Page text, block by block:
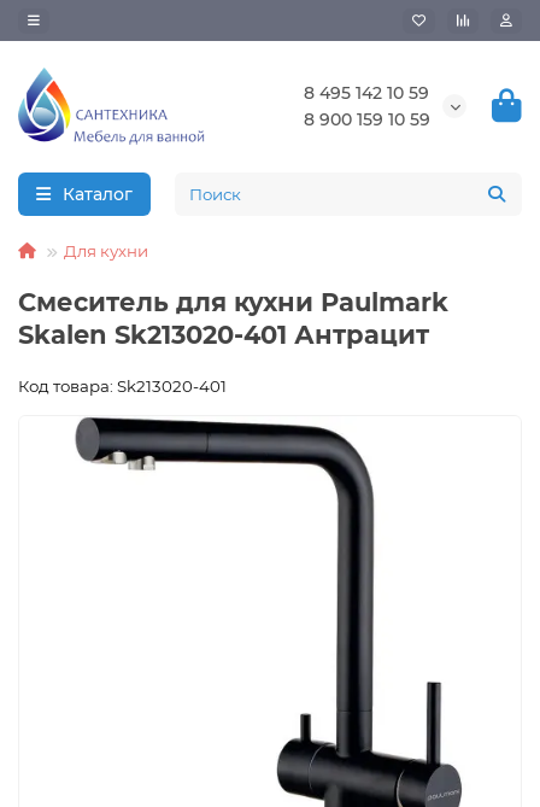
8 495 142 10 59
8 900 159 10 59
Каталог
Для кухни
Смеситель для кухни Paulmark
Skalen Sk213020-401 Антрацит
Код товара: Sk213020-401